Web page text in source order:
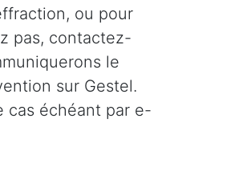
ou pour
pas, contactez-
le
sur Gestel.
cas échéant par e-